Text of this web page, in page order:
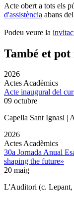
Acte obert a tots els
d'assistència abans
Podeu veure la
També et
2026
Actes Acadèmics
Acte inaugural del
09 octubre
Capella Sant Ignasi |
2026
Actes Acadèmics
30a Jornada Anual
shaping the future»
20 maig
L'Auditori (c. Lepant,